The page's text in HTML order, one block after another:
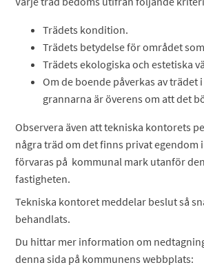
Trädets kondition.
Trädets betydelse för området
Trädets ekologiska och estetiska
Om de boende påverkas av trädet
grannarna är överens om att det
Observera även att tekniska kontorets
några träd om det finns privat egendom
förvaras på kommunal mark utanför
fastigheten.
Tekniska kontoret meddelar beslut så
behandlats.
Du hittar mer information om
denna sida på kommunens webbplats: